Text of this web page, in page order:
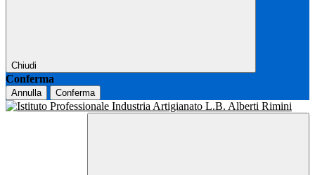
Chiudi
Conferma
Annulla Conferma